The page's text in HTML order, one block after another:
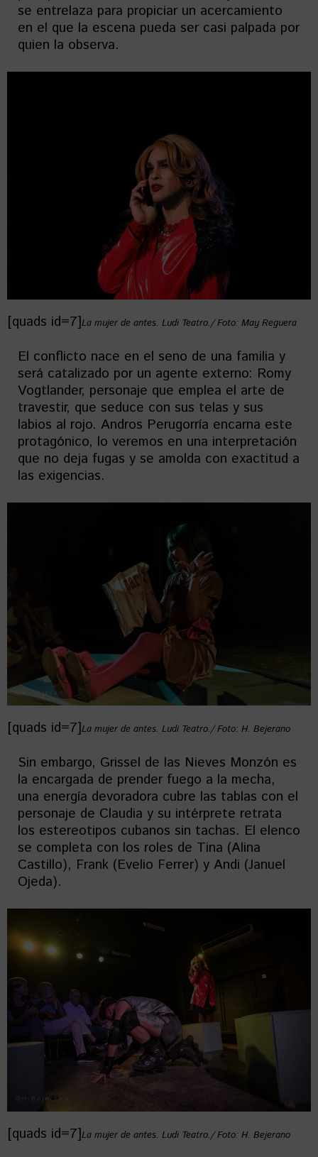
se entrelaza para propiciar un acercamiento
en el que la escena pueda ser casi palpada por
quien la observa.
[quads id=7]La mujer de antes. Ludi Teatro./ Foto: May Reguera
El conflicto nace en el seno de una familia y
será catalizado por un agente externo: Romy
Vogtlander, personaje que emplea el arte de
travestir, que seduce con sus telas y sus
labios al rojo. Andros Perugorría encarna este
protagónico, lo veremos en una interpretación
que no deja fugas y se amolda con exactitud a
las exigencias.
[quads id=7]La mujer de antes. Ludi Teatro./ Foto: H. Bejerano
Sin embargo, Grissel de las Nieves Monzón es
la encargada de prender fuego a la mecha,
una energía devoradora cubre las tablas con el
personaje de Claudia y su intérprete retrata
los estereotipos cubanos sin tachas. El elenco
se completa con los roles de Tina (Alina
Castillo), Frank (Evelio Ferrer) y Andi (Januel
Ojeda).
[quads id=7]La mujer de antes. Ludi Teatro./ Foto: H. Bejerano